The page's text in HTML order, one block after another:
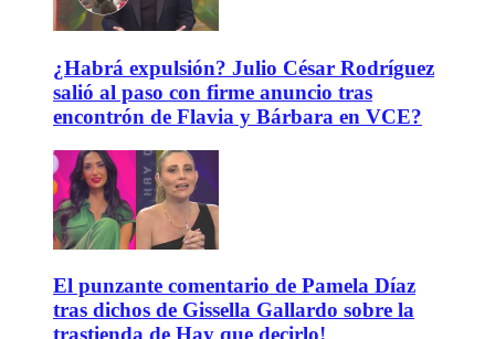
¿Habrá expulsión? Julio César Rodríguez
salió al paso con firme anuncio tras
encontrón de Flavia y Bárbara en VCE?
El punzante comentario de Pamela Díaz
tras dichos de Gissella Gallardo sobre la